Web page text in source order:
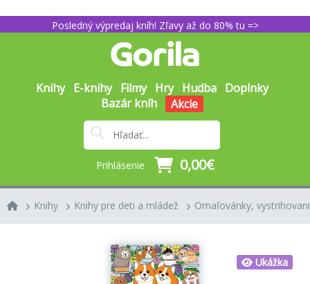
Posledný výpredaj kníh! Zľavy až do 80% tu =>
Knihy E-knihy Filmy Hry Hudba Doplnky
Bazár kníh
Akcie
Prihlásenie 0,00€
Knihy Knihy pre deti a mládež Omaľovánky,
Ukážka